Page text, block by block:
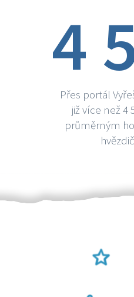
4
Přes portál
již více než 4
průměrným